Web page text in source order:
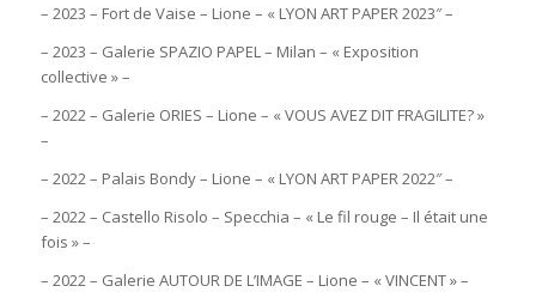
– 2023 – Fort de Vaise – Lione – « LYON ART PAPER 2023″ –
– 2023 – Galerie SPAZIO PAPEL – Milan – « Exposition
collective » –
– 2022 – Galerie ORIES – Lione – « VOUS AVEZ DIT FRAGILITE? »
–
– 2022 – Palais Bondy – Lione – « LYON ART PAPER 2022″ –
– 2022 – Castello Risolo – Specchia – « Le fil rouge – Il était une
fois » –
– 2022 – Galerie AUTOUR DE L’IMAGE – Lione – « VINCENT » –